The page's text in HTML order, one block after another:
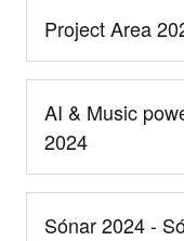
Project Area
AI & Music
2024
Sónar 2024 -